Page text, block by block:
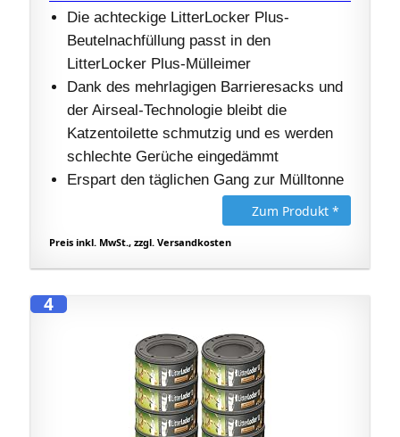
Die achteckige LitterLocker Plus-
Beutelnachfüllung passt in den
LitterLocker Plus-Mülleimer
Dank des mehrlagigen Barrieresacks und
der Airseal-Technologie bleibt die
Katzentoilette schmutzig und es werden
schlechte Gerüche eingedämmt
Erspart den täglichen Gang zur Mülltonne
Zum Produkt *
Preis inkl. MwSt., zzgl. Versandkosten
4